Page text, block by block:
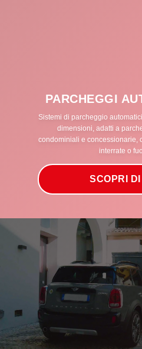
PARCHEGGI
Sistemi di parcheggio
dimensioni, adatti a
condominiali e concessionarie,
interrate o
SCOPRI DI